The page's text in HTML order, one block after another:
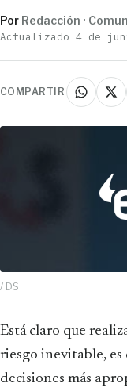
Por Redacción ·
Actualizado 4 de
COMPARTIR
/ DS
Está claro que realizar inversiones es algo que supone un
riesgo inevitable, es
decisiones más